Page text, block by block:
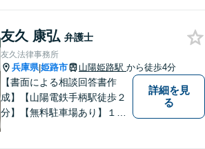
済など幅広い問題に積極的に
取り組みます。お気軽にご相
談ください。
友久 康弘 弁護士
友久法律事務所
兵庫県|姫路市 山陽姫路駅 から徒歩4分
【書面による相談回答書作
成】【山陽電鉄手柄駅徒歩２
分】【無料駐車場あり】１歩
詳細を見
る